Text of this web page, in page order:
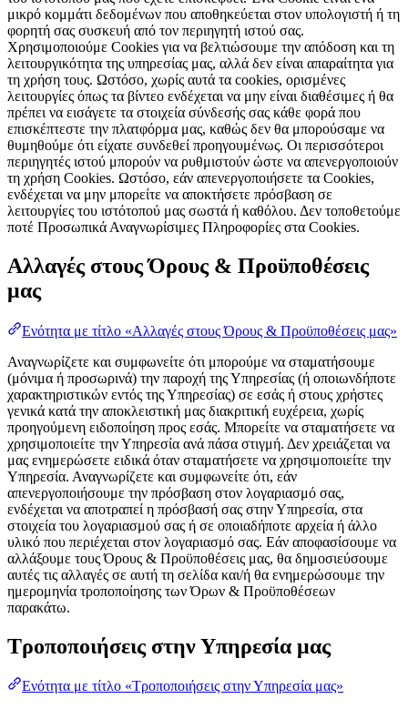
μικρό κομμάτι δεδομένων που αποθηκεύεται στον υπολογιστή ή τη
φορητή σας συσκευή από τον περιηγητή ιστού σας.
Χρησιμοποιούμε Cookies για να βελτιώσουμε την απόδοση και τη
λειτουργικότητα της υπηρεσίας μας, αλλά δεν είναι απαραίτητα για
τη χρήση τους. Ωστόσο, χωρίς αυτά τα cookies, ορισμένες
λειτουργίες όπως τα βίντεο ενδέχεται να μην είναι διαθέσιμες ή θα
πρέπει να εισάγετε τα στοιχεία σύνδεσής σας κάθε φορά που
επισκέπτεστε την πλατφόρμα μας, καθώς δεν θα μπορούσαμε να
θυμηθούμε ότι είχατε συνδεθεί προηγουμένως. Οι περισσότεροι
περιηγητές ιστού μπορούν να ρυθμιστούν ώστε να απενεργοποιούν
τη χρήση Cookies. Ωστόσο, εάν απενεργοποιήσετε τα Cookies,
ενδέχεται να μην μπορείτε να αποκτήσετε πρόσβαση σε
λειτουργίες του ιστότοπού μας σωστά ή καθόλου. Δεν τοποθετούμε
ποτέ Προσωπικά Αναγνωρίσιμες Πληροφορίες στα Cookies.
Αλλαγές στους Όρους & Προϋποθέσεις
μας
Ενότητα με τίτλο «Αλλαγές στους Όρους & Προϋποθέσεις μας»
Αναγνωρίζετε και συμφωνείτε ότι μπορούμε να σταματήσουμε
(μόνιμα ή προσωρινά) την παροχή της Υπηρεσίας (ή οποιωνδήποτε
χαρακτηριστικών εντός της Υπηρεσίας) σε εσάς ή στους χρήστες
γενικά κατά την αποκλειστική μας διακριτική ευχέρεια, χωρίς
προηγούμενη ειδοποίηση προς εσάς. Μπορείτε να σταματήσετε να
χρησιμοποιείτε την Υπηρεσία ανά πάσα στιγμή. Δεν χρειάζεται να
μας ενημερώσετε ειδικά όταν σταματήσετε να χρησιμοποιείτε την
Υπηρεσία. Αναγνωρίζετε και συμφωνείτε ότι, εάν
απενεργοποιήσουμε την πρόσβαση στον λογαριασμό σας,
ενδέχεται να αποτραπεί η πρόσβασή σας στην Υπηρεσία, στα
στοιχεία του λογαριασμού σας ή σε οποιαδήποτε αρχεία ή άλλο
υλικό που περιέχεται στον λογαριασμό σας. Εάν αποφασίσουμε να
αλλάξουμε τους Όρους & Προϋποθέσεις μας, θα δημοσιεύσουμε
αυτές τις αλλαγές σε αυτή τη σελίδα και/ή θα ενημερώσουμε την
ημερομηνία τροποποίησης των Όρων & Προϋποθέσεων
παρακάτω.
Τροποποιήσεις στην Υπηρεσία μας
Ενότητα με τίτλο «Τροποποιήσεις στην Υπηρεσία μας»